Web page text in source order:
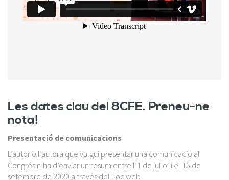
Les dates clau del 8CFE. Preneu-ne
nota!
Presentació de comunicacions
L’autor o l’autora que vulgui presentar una comunicació al
Congrés n’ha d’enviar un resum entre l’1 de juliol i el 15 de
setembre de 2020 a través del lloc web